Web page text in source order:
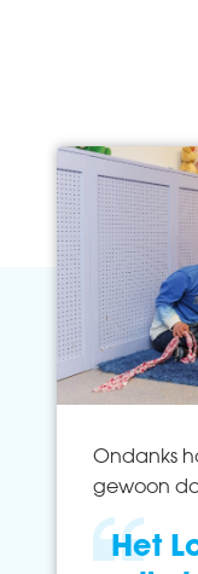
Ondanks
gewoon
Het